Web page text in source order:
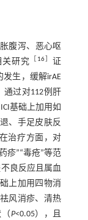
腹泻、恶心呕
关研究
16 ］证
生，缓解irAE
通过对112例肝
基础上加用如
、手足皮肤反
治疗方面，对
疹”“毒疮”等范
良反应且属血
上加用四物消
风消疹、清热
P<0.05），且